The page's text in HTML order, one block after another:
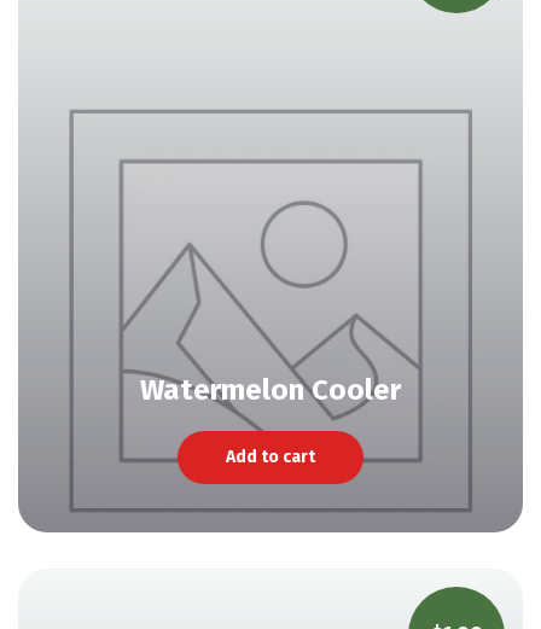
Watermelon Cooler
Add to cart